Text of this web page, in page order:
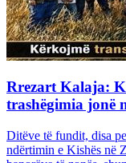
Rrezart Kalaja:
trashëgimia jonë
Ditëve të fundit, disa
ndërtimin e Kishës në